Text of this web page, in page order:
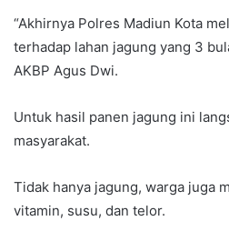
“Akhirnya Polres Madiun Kota
terhadap lahan jagung yang 3
AKBP Agus Dwi.
Untuk hasil panen jagung ini
masyarakat.
Tidak hanya jagung, warga juga
vitamin, susu, dan telor.